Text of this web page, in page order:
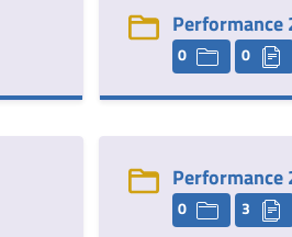
Performance
0 0
Performance
0 3